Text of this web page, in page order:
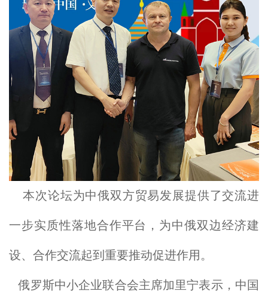
本次论坛为中俄双方贸易发展提供了交流进
一步实质性落地合作平台，为中俄双边经济建
设、合作交流起到重要推动促进作用。
俄罗斯中小企业联合会主席加里宁表示，中国